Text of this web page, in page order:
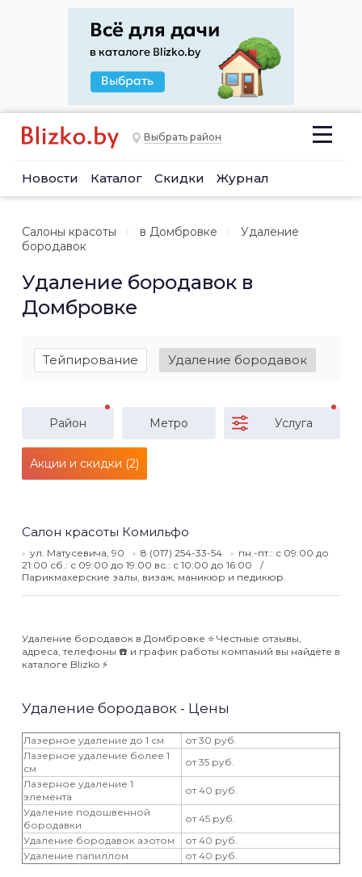
Выбрать район
Новости Каталог Скидки Журнал
Салоны красоты в Домбровке
Удаление
бородавок
Удаление бородавок в
Домбровке
Тейпирование Удаление бородавок
Район Метро Услуга
Акции и скидки (2)
Салон красоты Комильфо
ул. Матусевича, 90 8 (017) 254-33-54
пн.-пт.: с 09:00 до
21:00 сб.: с 09:00 до 19:00 вс.: с 10:00 до 16:00
Парикмахерские залы, визаж, маникюр и педикюр.
Удаление бородавок в Домбровке ⭐️ Честные отзывы,
адреса, телефоны ☎️ и график работы компаний вы найдёте в
каталоге Blizko ⚡️
Удаление бородавок - Цены
Лазерное удаление до 1 см
от 30 руб.
Лазерное удаление более 1
см
от 35 руб.
Лазерное удаление 1
элемента
от 40 руб.
Удаление подошвенной
бородавки
от 45 руб.
Удаление бородавок азотом
от 40 руб.
Удаление папиллом
от 40 руб.